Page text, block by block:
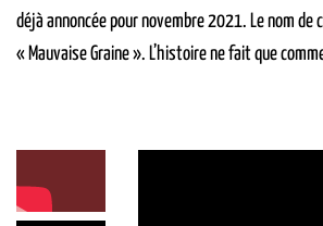
déjà annoncée pour novembre 2021. Le nom de
« Mauvaise Graine ». L’histoire ne fait que